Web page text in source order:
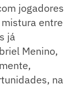
jogadores
entre
já
Menino,
na